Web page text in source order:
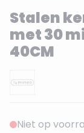
Stalen
met 30
40CM
Niet op